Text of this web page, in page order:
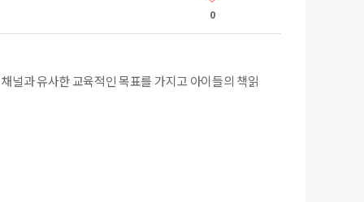
0
널과 유사한 교육적인 목표를 가지고 아이들의 책읽